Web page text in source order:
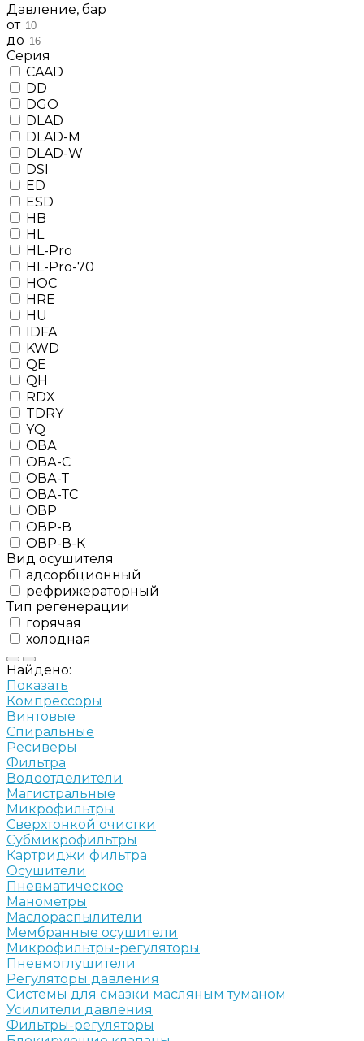
Давление, бар
от
до
Серия
CAAD
DD
DGO
DLAD
DLAD-M
DLAD-W
DSI
ED
ESD
HB
HL
HL-Pro
HL-Pro-70
HOC
HRE
HU
IDFA
KWD
QE
QH
RDX
TDRY
YQ
ОВА
ОВА-С
ОВА-Т
ОВА-ТС
ОВР
ОВР-В
ОВР-В-К
Вид осушителя
адсорбционный
рефрижераторный
Тип регенерации
горячая
холодная
Найдено:
Показать
Компрессоры
Винтовые
Спиральные
Ресиверы
Фильтра
Водоотделители
Магистральные
Микрофильтры
Сверхтонкой очистки
Субмикрофильтры
Картриджи фильтра
Осушители
Пневматическое
Манометры
Маслораспылители
Мембранные осушители
Микрофильтры-регуляторы
Пневмоглушители
Регуляторы давления
Системы для смазки масляным туманом
Усилители давления
Фильтры-регуляторы